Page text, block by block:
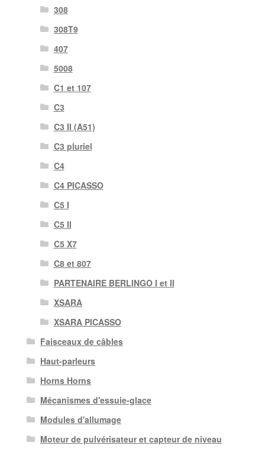
308
308T9
407
5008
C1 et 107
C3
C3 II (A51)
C3 pluriel
C4
C4 PICASSO
C5 I
C5 II
C5 X7
C8 et 807
PARTENAIRE BERLINGO I et II
XSARA
XSARA PICASSO
Faisceaux de câbles
Haut-parleurs
Horns Horns
Mécanismes d'essuie-glace
Modules d'allumage
Moteur de pulvérisateur et capteur de niveau